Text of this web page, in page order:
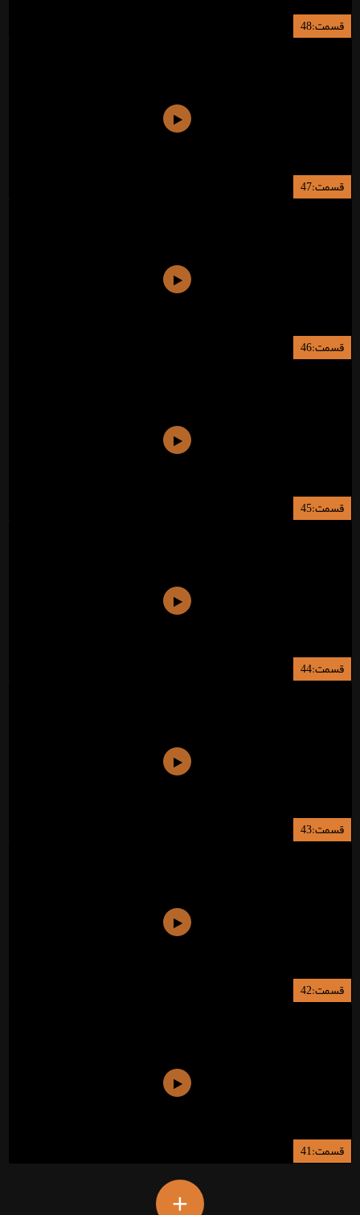
قسمت:48
قسمت:47
قسمت:46
قسمت:45
قسمت:44
قسمت:43
قسمت:42
قسمت:41
+